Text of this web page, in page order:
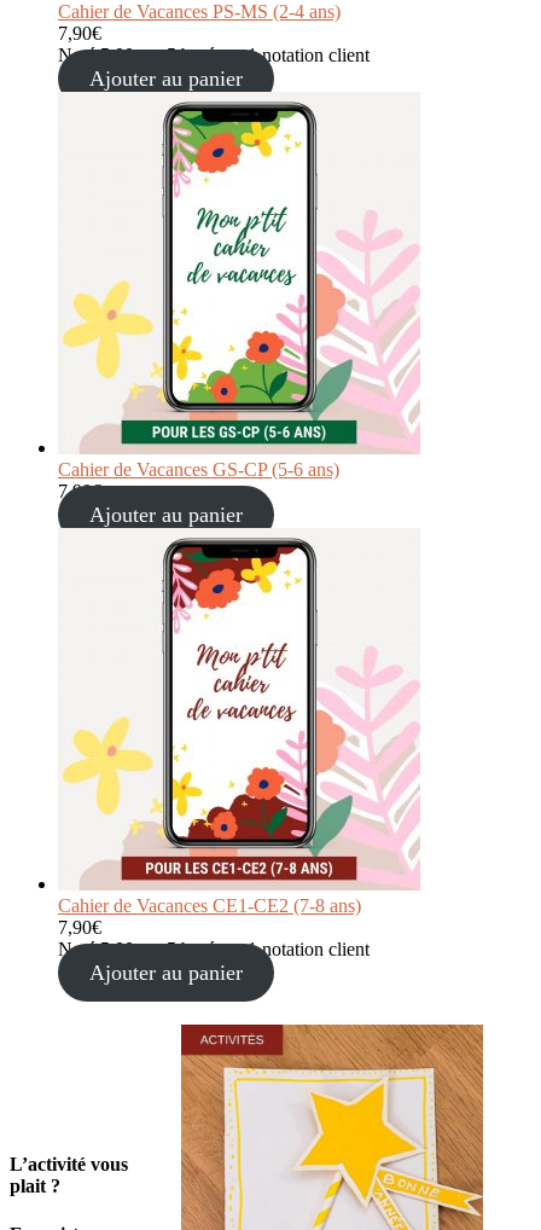
Cahier de Vacances PS-MS (2-4 ans)
7,90€
Noté5.00sur 5 basé sur1notation client
Ajouter au panier
Cahier de Vacances GS-CP (5-6 ans)
7,90€
Ajouter au panier
Cahier de Vacances CE1-CE2 (7-8 ans)
7,90€
Noté5.00sur 5 basé sur1notation client
Ajouter au panier
L’activité vous
plait ?